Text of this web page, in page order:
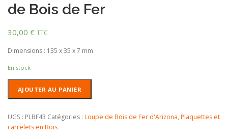
de Bois de Fer
30,00 € TTC
Dimensions : 135 x 35 x 7 mm
En stock
de
plaquettes
AJOUTER AU PANIER
UGS : PLBF43 Catégories : Loupe de Bois de Fer d'Arizona, Plaquettes et
carrelets en Bois